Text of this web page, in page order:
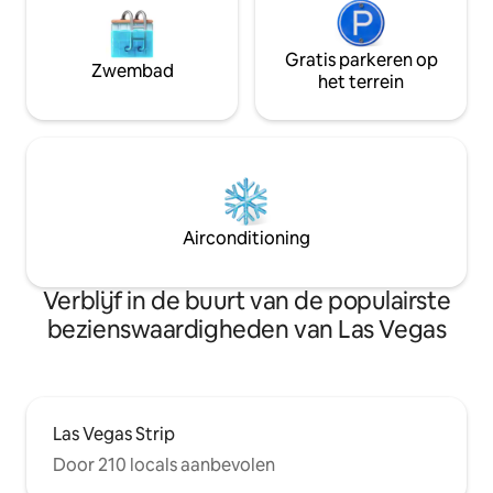
Zwembad
Gratis parkeren op
het terrein
Airconditioning
Verblijf in de buurt van de populairste
bezienswaardigheden van Las Vegas
Las Vegas Strip
Door 210 locals aanbevolen